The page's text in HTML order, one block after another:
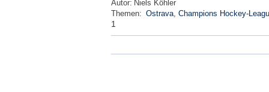
Autor: Niels Köhler
Themen: Ostrava, Champions Hockey-
1